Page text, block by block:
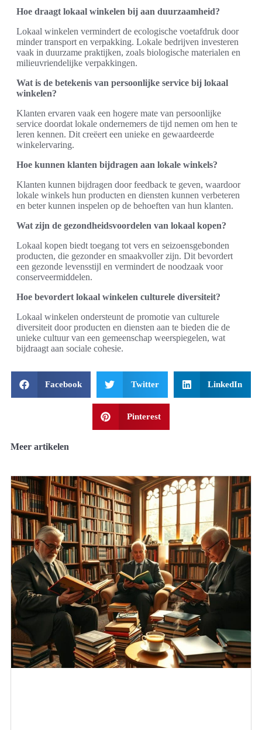
Hoe draagt lokaal winkelen bij aan duurzaamheid?
Lokaal winkelen vermindert de ecologische voetafdruk door
minder transport en verpakking. Lokale bedrijven investeren
vaak in duurzame praktijken, zoals biologische materialen en
milieuvriendelijke verpakkingen.
Wat is de betekenis van persoonlijke service bij lokaal
winkelen?
Klanten ervaren vaak een hogere mate van persoonlijke
service doordat lokale ondernemers de tijd nemen om hen te
leren kennen. Dit creëert een unieke en gewaardeerde
winkelervaring.
Hoe kunnen klanten bijdragen aan lokale winkels?
Klanten kunnen bijdragen door feedback te geven, waardoor
lokale winkels hun producten en diensten kunnen verbeteren
en beter kunnen inspelen op de behoeften van hun klanten.
Wat zijn de gezondheidsvoordelen van lokaal kopen?
Lokaal kopen biedt toegang tot vers en seizoensgebonden
producten, die gezonder en smaakvoller zijn. Dit bevordert
een gezonde levensstijl en vermindert de noodzaak voor
conserveermiddelen.
Hoe bevordert lokaal winkelen culturele diversiteit?
Lokaal winkelen ondersteunt de promotie van culturele
diversiteit door producten en diensten aan te bieden die de
unieke cultuur van een gemeenschap weerspiegelen, wat
bijdraagt aan sociale cohesie.
Facebook Twitter LinkedIn
Pinterest
Meer artikelen